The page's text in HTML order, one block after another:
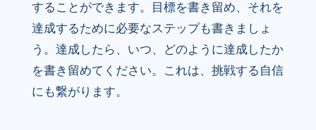
することができます。目標を書き留め、それを
達成するために必要なステップも書きましょ
う。達成したら、いつ、どのように達成したか
を書き留めてください。これは、挑戦する自信
にも繋がります。